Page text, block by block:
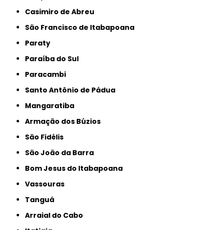
Casimiro de Abreu
São Francisco de Itabapoana
Paraty
Paraíba do Sul
Paracambi
Santo Antônio de Pádua
Mangaratiba
Armação dos Búzios
São Fidélis
São João da Barra
Bom Jesus do Itabapoana
Vassouras
Tanguá
Arraial do Cabo